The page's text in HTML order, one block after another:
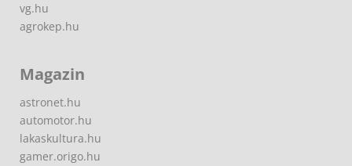
vg.hu
agrokep.hu
Magazin
astronet.hu
automotor.hu
lakaskultura.hu
gamer.origo.hu